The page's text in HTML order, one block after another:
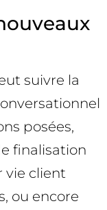
suivre la
posées,
finalisation
vie client
ou encore